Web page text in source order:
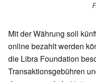
Mit der Währung soll
online bezahlt werden
die Libra Foundation
Transaktionsgebühren